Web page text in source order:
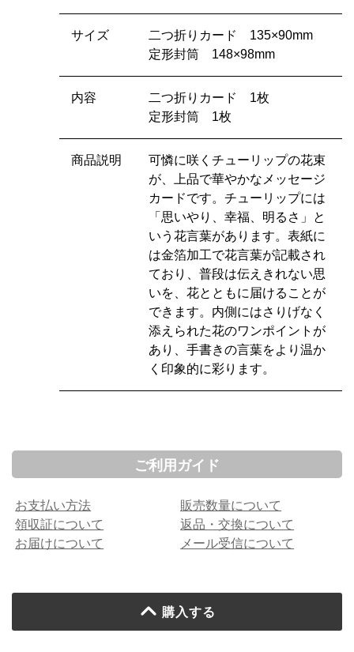
サイズ
二つ折りカード 135×90mm
定形封筒 148×98mm
内容
二つ折りカード 1枚
定形封筒 1枚
商品説明
可憐に咲くチューリップの花束
が、上品で華やかなメッセージ
カードです。チューリップには
「思いやり、幸福、明るさ」と
いう花言葉があります。表紙に
は金箔加工で花言葉が記載され
ており、普段は伝えきれない思
いを、花とともに届けることが
できます。内側にはさりげなく
添えられた花のワンポイントが
あり、手書きの言葉をより温か
く印象的に彩ります。
ご利用ガイド
お支払い方法
領収証について
お届けについて
販売数量について
返品・交換について
メール受信について
購入する